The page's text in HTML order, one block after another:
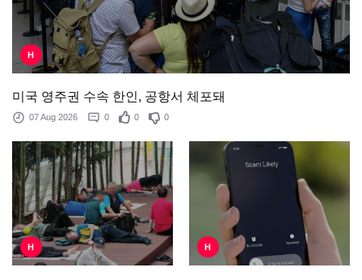
H
미국 영주권 수속 한인, 공항서 체포돼
07 Aug 2026 0 0 0
H H